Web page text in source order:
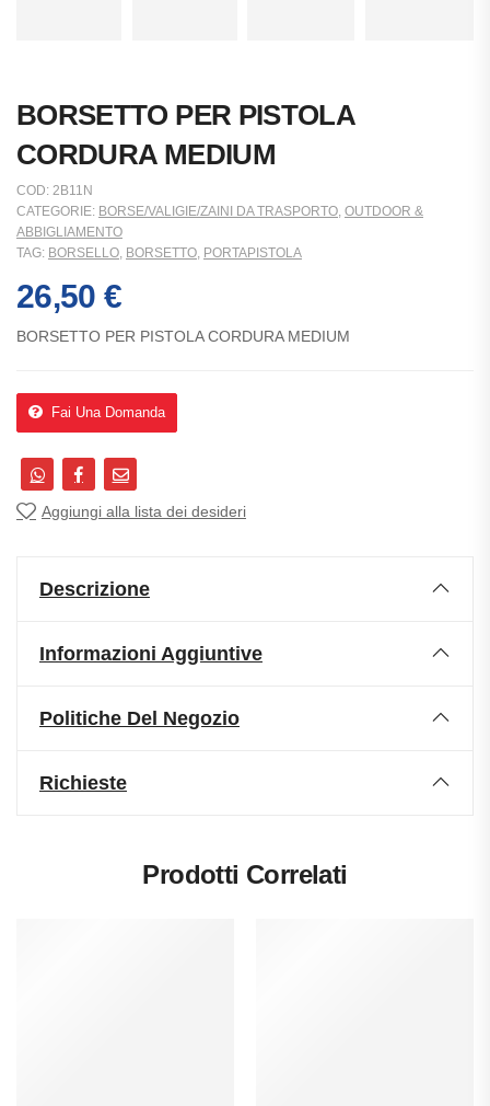
BORSETTO PER PISTOLA
CORDURA MEDIUM
COD: 2B11N
CATEGORIE: BORSE/VALIGIE/ZAINI DA TRASPORTO, OUTDOOR &
ABBIGLIAMENTO
TAG: BORSELLO, BORSETTO, PORTAPISTOLA
26,50 €
BORSETTO PER PISTOLA CORDURA MEDIUM
Fai Una Domanda
Aggiungi alla lista dei desideri
Descrizione
Informazioni Aggiuntive
Politiche Del Negozio
Richieste
Prodotti Correlati